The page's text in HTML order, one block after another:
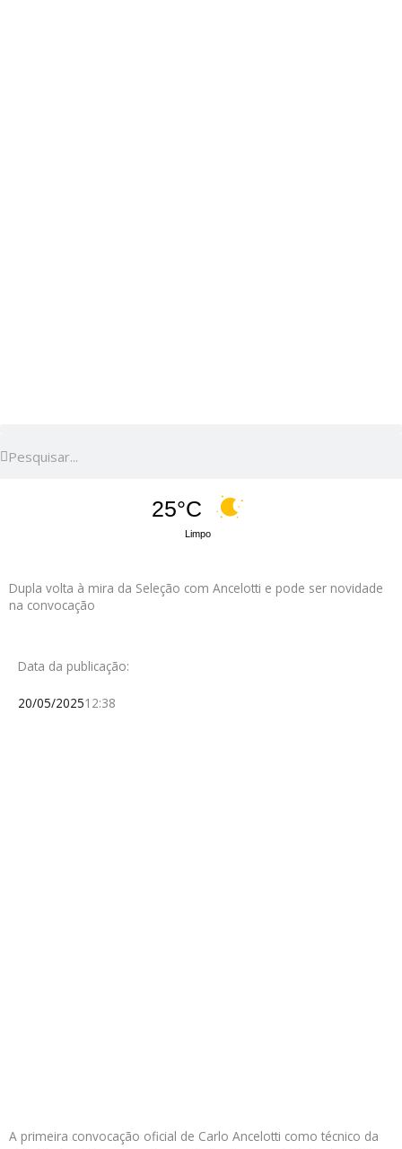
25°C
Limpo
Dupla volta à mira da Seleção com Ancelotti e pode ser novidade
na convocação
Data da publicação:
20/05/202512:38
A primeira convocação oficial de Carlo Ancelotti como técnico da